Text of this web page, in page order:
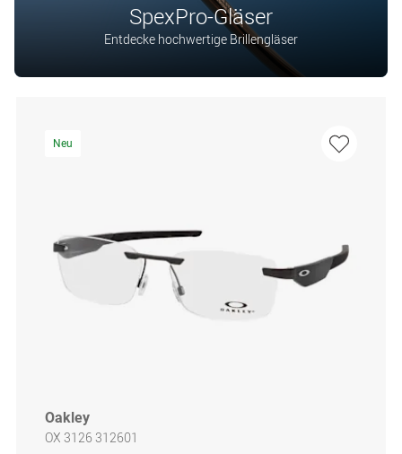
SpexPro-Gläser
Entdecke hochwertige Brillengläser
Neu
Oakley
OX 3126 312601